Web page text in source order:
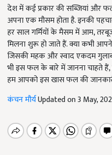
देश में कई प्रकार की सब्जियां और
अपना एक मौसम होता है. इनकी
हर साल गर्मियों के मैसम में आम,
मिलना शुरू हो जाते हैं. क्या कभी
जिसकी महक और स्वाद एकदम
भी इस फल के बारे में जानना चाहते
हम आपको इस खास फल की
कंचन मौर्यUpdated on 3 May,